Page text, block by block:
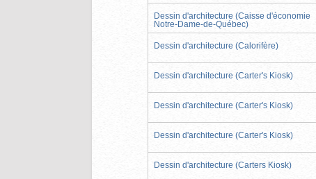
Dessin d'architecture (Caisse d'économie
Notre-Dame-de-Québec)
Dessin d'architecture (Calorifère)
Dessin d'architecture (Carter's Kiosk)
Dessin d'architecture (Carter's Kiosk)
Dessin d'architecture (Carter's Kiosk)
Dessin d'architecture (Carters Kiosk)